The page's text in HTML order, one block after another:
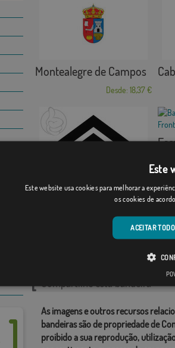
Montealegre de Campos
Desde: 18,37 €
Suria
Categorias relacionadas:
Compartilhe esta bandeira
As imagens e outros recursos
bandeiras são de propriedade de
proibido a sua reprodução,
Este
Este website usa cookies para melhorar a
os cookies de
ACEITAR